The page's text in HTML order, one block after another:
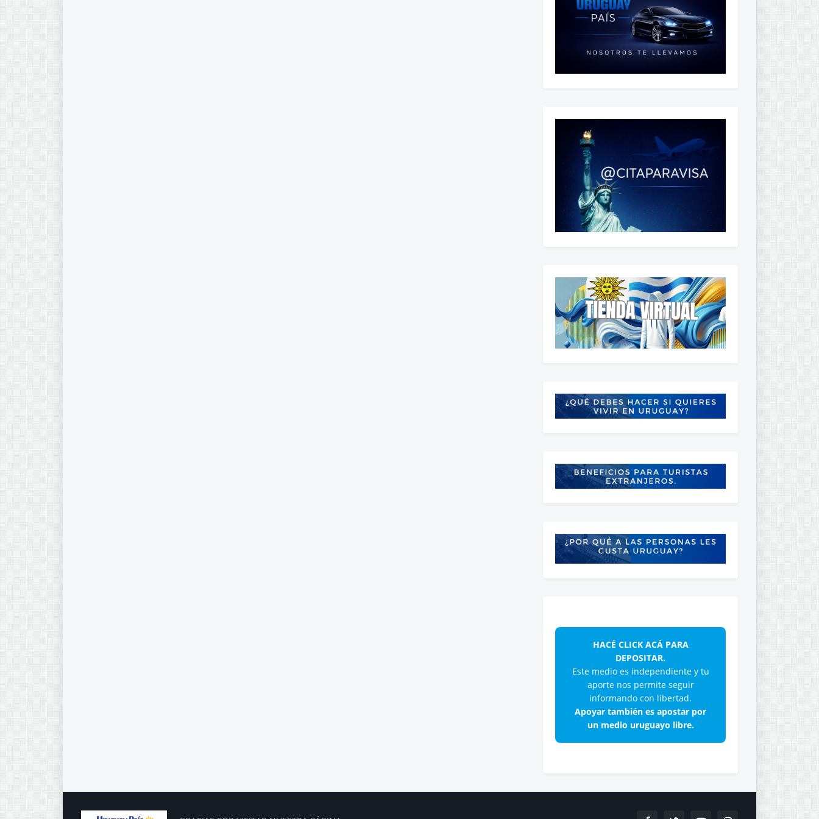
HACÉ CLICK ACÁ PARA
DEPOSITAR.
Este medio es independiente y tu
aporte nos permite seguir
informando con libertad.
Apoyar también es apostar por
un medio uruguayo libre.